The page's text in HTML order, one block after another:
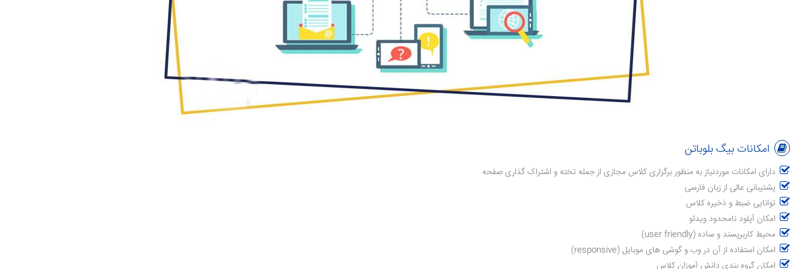
امکانات بیگ بلوباتن
دارای امکانات موردنیاز به منظور برگزاری کلاس مجازی از جمله تخته و اشتراک گذاری صفحه
پشتیبانی عالی از زبان فارسی
توانایی ضبط و ذخیره کلاس
امکان آپلود نامحدود ویدئو
محیط کاربرپسند و ساده (user friendly)
امکان استفاده از آن در وب و گوشی های موبایل (responsive)
امکان گروه بندی دانش آموزان کلاس